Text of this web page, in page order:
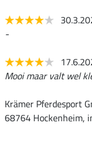
-
Mooi maar valt wel
Krämer Pferdesport
68764 Hockenheim,